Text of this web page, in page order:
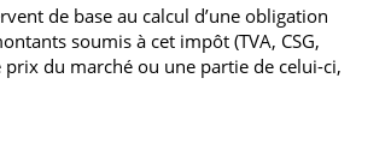
de base au calcul d’une obligation
soumis à cet impôt (TVA, CSG,
prix du marché ou une partie de celui-ci,